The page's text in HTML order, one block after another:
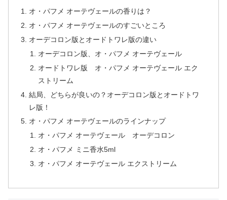
オ・パフメ オーテヴェールの香りは？
オ・パフメ オーテヴェールのすごいところ
オーデコロン版とオードトワレ版の違い
オーデコロン版、オ・パフメ オーテヴェール
オードトワレ版 オ・パフメ オーテヴェール エク
ストリーム
結局、どちらが良いの？オーデコロン版とオードトワ
レ版！
オ・パフメ オーテヴェールのラインナップ
オ・パフメ オーテヴェール オーデコロン
オ・パフメ ミニ香水5ml
オ・パフメ オーテヴェール エクストリーム